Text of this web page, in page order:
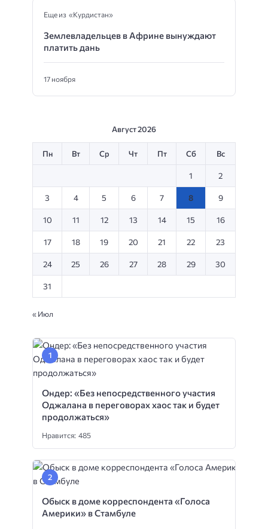
Еще из «Курдистан»
Землевладельцев в Африне вынуждают
платить дань
17 ноября
Август 2026
Пн Вт Ср Чт Пт Сб Вс
1 2
3 4 5 6 7 8 9
10 11 12 13 14 15 16
17 18 19 20 21 22 23
24 25 26 27 28 29 30
31
« Июл
Ондер: «Без непосредственного участия
Оджалана в переговорах хаос так и будет
продолжаться»
Нравится: 485
Обыск в доме корреспондента «Голоса
Америки» в Стамбуле